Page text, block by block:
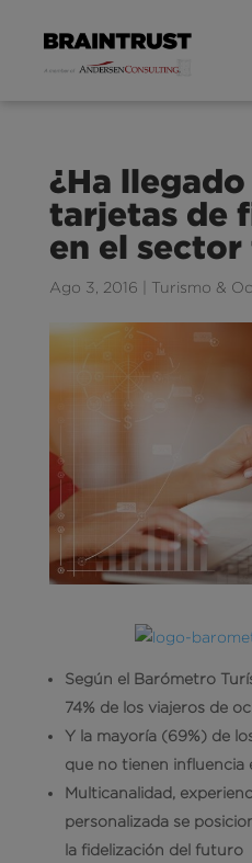
¿Ha
tarjetas de
en el
Ago 3, 2016 Turismo &
Según el Barómetro
74% de los viajeros de
Y la mayoría (69%) de
que no tienen influencia
Multicanalidad,
personalizada se
la fidelización del futuro